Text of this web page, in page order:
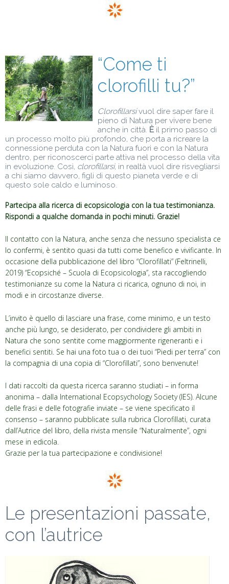
“Come ti
clorofilli tu?”
Clorofillarsivuol dire saper fare il
pieno di Natura per vivere bene
anche in città. È il primo passo di
un processo molto più profondo, che porta a ricreare la
connessione perduta con la Natura fuori e con la Natura
dentro, per riconoscerci parte attiva nel processo della vita
in evoluzione. Così, clorofillarsi, in realtà vuol dire risvegliarsi
a chi siamo davvero, figli di questo pianeta verde e di
questo sole caldo e luminoso.
Partecipa alla ricerca di ecopsicologia con la tua testimonianza.
Rispondi a qualche domanda in pochi minuti. Grazie!
Il contatto con la Natura, anche senza che nessuno specialista ce
lo confermi, è sentito quasi da tutti come benefico e vivificante. In
occasione della pubblicazione del libro “Clorofillati” (Feltrinelli,
2019) “Ecopsiché – Scuola di Ecopsicologia”, sta raccogliendo
testimonianze su come la Natura ci ricarica, ognuno di noi, in
modi e in circostanze diverse.
L’invito è quello di lasciare una frase, come minimo, e un testo
anche più lungo, se desiderato, per condividere gli ambiti in
Natura che sono sentite come maggiormente rigeneranti e i
benefici sentiti. Se hai una foto tua o dei tuoi “Piedi per terra” con
la compagnia di una copia di “Clorofillati”, sono benvenute!
I dati raccolti da questa ricerca saranno studiati – in forma
anonima – dalla International Ecopsychology Society (IES). Alcune
delle frasi e delle fotografie inviate – se viene specificato il
consenso – saranno pubblicate sulla rubrica Clorofillati, curata
dall’Autrice del libro, della rivista mensile “Naturalmente”, ogni
mese in edicola.
Grazie per la tua partecipazione e condivisione!
Le presentazioni passate,
con l’autrice